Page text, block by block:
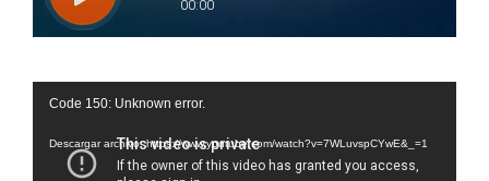
Reproductor
vídeo
Code 150: Unknown error.
Descargar archivo: https://www.youtube.com/watch?v=7WLuvspCYwE&_=1